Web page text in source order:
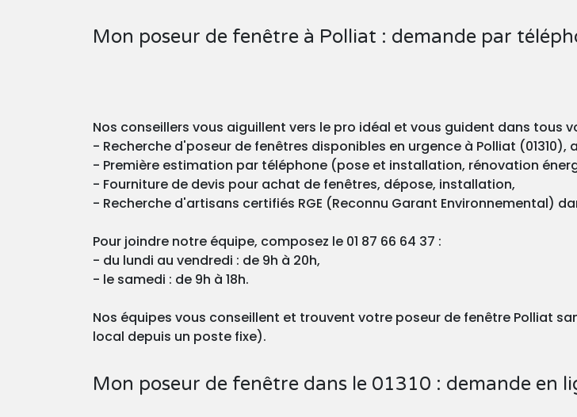
Mon poseur de fenêtre à Polliat : demande par
Nos conseillers vous aiguillent vers le pro idéal et vous guident dans tous
- Recherche d'poseur de fenêtres disponibles en urgence à Polliat
- Première estimation par téléphone (pose et installation, rénovation
- Fourniture de devis pour achat de fenêtres, dépose, installation,
- Recherche d'artisans certifiés RGE (Reconnu Garant Environnemental)
Pour joindre notre équipe, composez le 01 87 66 64 37 :
- du lundi au vendredi : de 9h à 20h,
- le samedi : de 9h à 18h.
Nos équipes vous conseillent et trouvent votre poseur de fenêtre Polliat
local depuis un poste fixe).
Mon poseur de fenêtre dans le 01310 : demande en